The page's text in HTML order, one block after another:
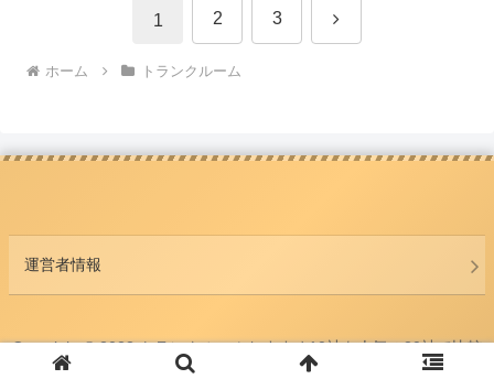
1 2 3 次
ホーム トランクルーム
運営者情報
Copyright © 2023 トランクルームおすすめ10社を人気の20社で比較
All Rights Reserved.